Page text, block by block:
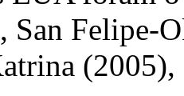
San Felipe-